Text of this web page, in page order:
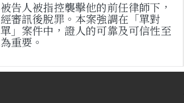
被告人被指控襲擊他的前任律師下，
經審訊後脫罪。本案強調在「單對
單」案件中，證人的可靠及可信性至
為重要。